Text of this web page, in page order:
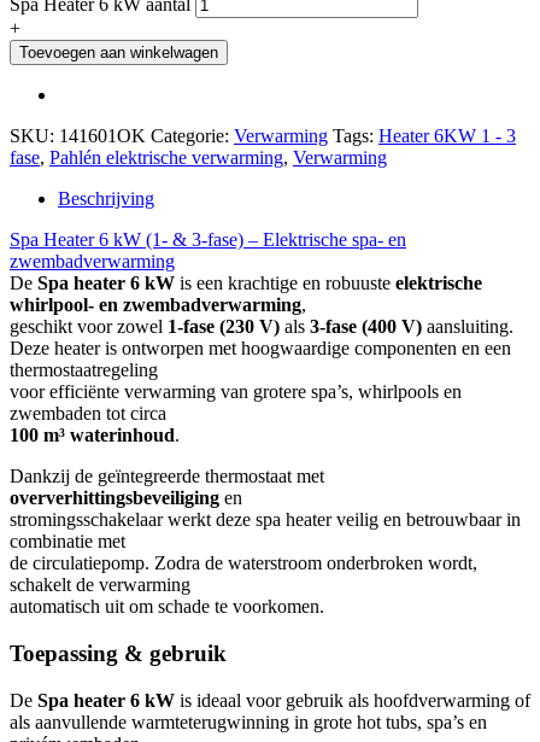
Spa Heater 6 kW aantal
+
Toevoegen aan winkelwagen
SKU: 141601OK Categorie: Verwarming Tags: Heater 6KW 1 - 3
fase, Pahlén elektrische verwarming, Verwarming
Beschrijving
Spa Heater 6 kW (1- & 3-fase) – Elektrische spa- en
zwembadverwarming
De Spa heater 6 kW is een krachtige en robuuste elektrische
whirlpool- en zwembadverwarming,
geschikt voor zowel 1-fase (230 V) als 3-fase (400 V) aansluiting.
Deze heater is ontworpen met hoogwaardige componenten en een
thermostaatregeling
voor efficiënte verwarming van grotere spa’s, whirlpools en
zwembaden tot circa
100 m³ waterinhoud.
Dankzij de geïntegreerde thermostaat met
oververhittingsbeveiliging en
stromingsschakelaar werkt deze spa heater veilig en betrouwbaar in
combinatie met
de circulatiepomp. Zodra de waterstroom onderbroken wordt,
schakelt de verwarming
automatisch uit om schade te voorkomen.
Toepassing & gebruik
De Spa heater 6 kW is ideaal voor gebruik als hoofdverwarming of
als aanvullende warmteterugwinning in grote hot tubs, spa’s en